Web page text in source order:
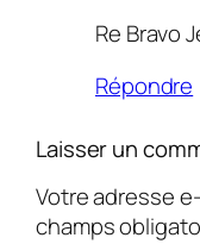
Re Bravo
Répondre
Laisser un
Votre adresse
champs